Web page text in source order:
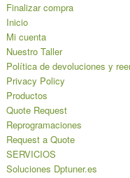
Finalizar compra
Inicio
Mi cuenta
Nuestro Taller
Política de devoluciones y
Privacy Policy
Productos
Quote Request
Reprogramaciones
Request a Quote
SERVICIOS
Soluciones Dptuner.es